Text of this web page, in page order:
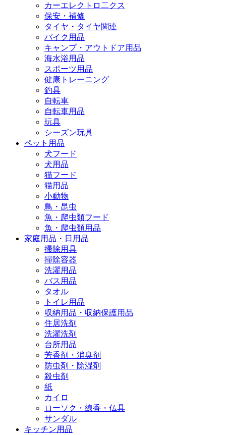
カーエレクトロ二クス
保安・補修
タイヤ・タイヤ関連
バイク用品
キャンプ・アウトドア用品
海水浴用品
スポーツ用品
健康トレーニング
釣具
自転車
自転車用品
玩具
シーズン玩具
ペット用品
犬フード
犬用品
猫フード
猫用品
小動物
鳥・昆虫
魚・爬虫類フード
魚・爬虫類用品
家庭用品・日用品
掃除用具
掃除容器
洗濯用品
バス用品
タオル
トイレ用品
収納用品・収納保護用品
住居洗剤
洗濯洗剤
台所用品
芳香剤・消臭剤
防虫剤・除湿剤
殺虫剤
紙
カイロ
ローソク・線香・仏具
サンダル
キッチン用品